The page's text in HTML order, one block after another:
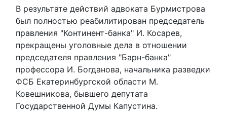
В результате действий адвоката Бурмистрова
был полностью реабилитирован председатель
правления "Континент-банка" И. Косарев,
прекращены уголовные дела в отношении
председателя правления "Барн-банка"
профессора И. Богданова, начальника разведки
ФСБ Екатеринбургской области М.
Ковешникова, бывшего депутата
Государственной Думы Капустина.